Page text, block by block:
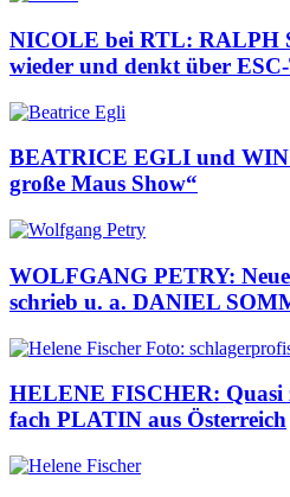
NICOLE bei RTL: RALPH
wieder und denkt über
BEATRICE EGLI und
große Maus Show“
WOLFGANG PETRY:
schrieb u. a. DANIEL
HELENE FISCHER: Quasi
fach PLATIN aus Österreich